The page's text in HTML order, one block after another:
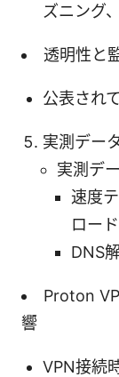
ズニング
透明性と
公表され
実測デー
実測デ
速度
ロー
DNS
Proton
響
VPN接続